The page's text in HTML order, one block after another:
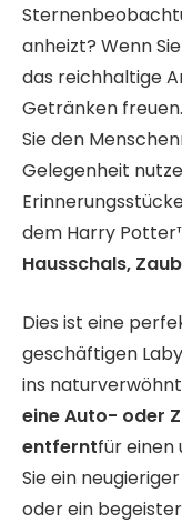
anheizt? Wenn
das reichhaltige
Getränken
Sie den
Gelegenheit
dem Harry
Hausschals,
Dies ist eine
geschäftigen
ins
eine Auto- oder
entferntfür einen
Sie ein
oder ein